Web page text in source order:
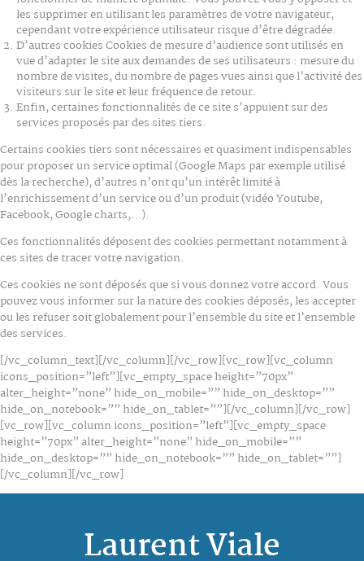
les supprimer en utilisant les paramètres de votre navigateur,
cependant votre expérience utilisateur risque d’être dégradée.
D’autres cookies Cookies de mesure d’audience sont utilisés en
vue d’adapter le site aux demandes de ses utilisateurs : mesure du
nombre de visites, du nombre de pages vues ainsi que l’activité des
visiteurs sur le site et leur fréquence de retour.
Enfin, certaines fonctionnalités de ce site s’appuient sur des
services proposés par des sites tiers.
Certains cookies tiers sont nécessaires et quasiment indispensables
pour proposer un service optimal (Google Maps par exemple utilisé
dès la recherche), d’autres n’ont qu’un intérêt limité à
l’enrichissement d’un service ou d’un produit (vidéo Youtube,
Facebook, Google charts,…).
Ces fonctionnalités déposent des cookies permettant notamment à
ces sites de tracer votre navigation.
Ces cookies ne sont déposés que si vous donnez votre accord. Vous
pouvez vous informer sur la nature des cookies déposés, les accepter
ou les refuser soit globalement pour l’ensemble du site et l’ensemble
des services.
[/vc_column_text][/vc_column][/vc_row][vc_row][vc_column
icons_position=”left”][vc_empty_space height=”70px”
alter_height=”none” hide_on_mobile=”” hide_on_desktop=””
hide_on_notebook=”” hide_on_tablet=””][/vc_column][/vc_row]
[vc_row][vc_column icons_position=”left”][vc_empty_space
height=”70px” alter_height=”none” hide_on_mobile=””
hide_on_desktop=”” hide_on_notebook=”” hide_on_tablet=””]
[/vc_column][/vc_row]
Laurent Viale